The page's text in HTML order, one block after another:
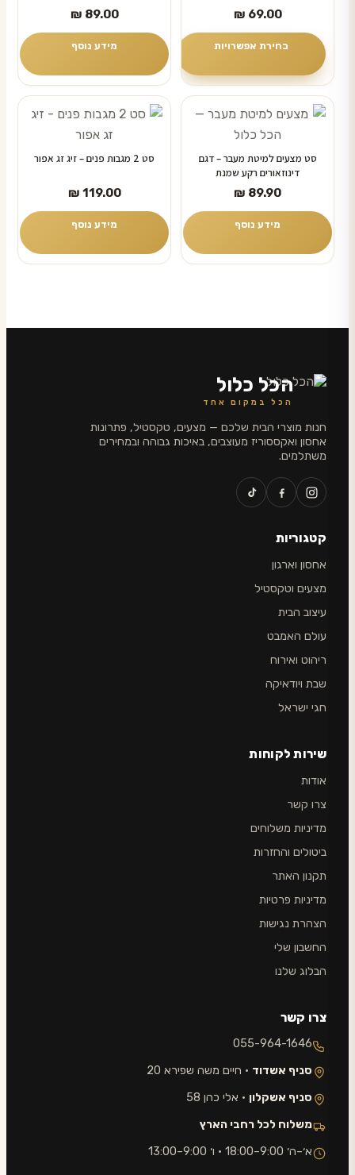
₪ 69.00
בחירת אפשרויות
ניתן
לבחור
את
האפשרויות
בעמוד
₪ 89.00
מידע נוסף
סט מצעים למיטת מעבר – דגם
דינוזאורים רקע שמנת
₪ 89.90
מידע נוסף
סט 2 מגבות פנים – זיג זג אפור
₪ 119.00
מידע נוסף
הכל כלול
הכל במקום אחד
חנות מוצרי הבית שלכם — מצעים, טקסטיל, פתרונות
אחסון ואקססוריז מעוצבים, באיכות גבוהה ובמחירים
משתלמים.
קטגוריות
אחסון וארגון
מצעים וטקסטיל
עיצוב הבית
עולם האמבט
ריהוט ואירוח
שבת ויודאיקה
חגי ישראל
שירות לקוחות
אודות
צרו קשר
מדיניות משלוחים
ביטולים והחזרות
תקנון האתר
מדיניות פרטיות
הצהרת נגישות
החשבון שלי
הבלוג שלנו
צרו קשר
055-964-1646
סניף אשדוד · חיים משה שפירא 20
סניף אשקלון · אלי כהן 58
משלוח לכל רחבי הארץ
א׳–ה׳ 9:00–18:00 · ו׳ 9:00–13:00